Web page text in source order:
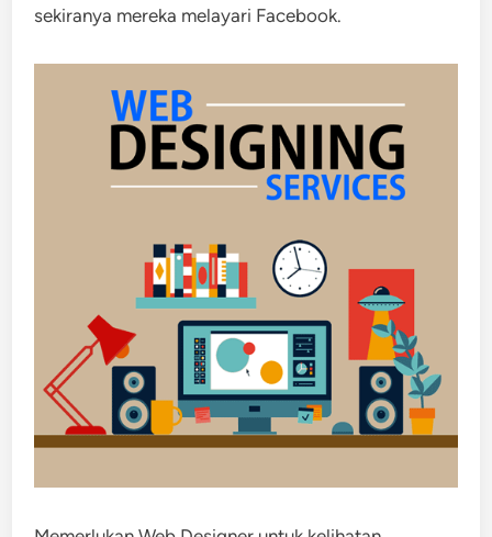
sekiranya mereka melayari Facebook.